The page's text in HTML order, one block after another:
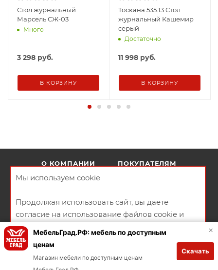
Стол журнальный
Марсель СЖ-03
Много
3 298 руб.
В КОРЗИНУ
Тоскана 535.13 Стол
журнальный Кашемир
серый
Достаточно
11 998 руб.
В КОРЗИНУ
О КОМПАНИИ ПОКУПАТЕЛЯМ
КРЕДИТОВАНИЕ
Продавцы на сайте
+79146580684
Мы используем cookie
Продолжая использовать сайт, вы даете
согласие на использование файлов cookie и
политикой конфиденциальности
ХОРОШО
×
МебельГрад.РФ: мебель по доступным
ценам
Магазин мебели по доступным ценам
Скачать